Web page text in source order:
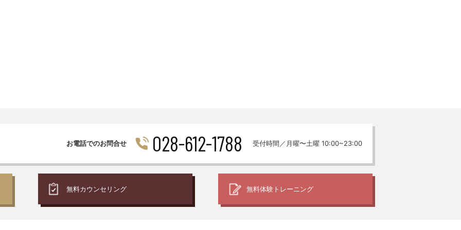
受付時間／月曜〜土曜 10:00~23:00
028-612-1788
お電話でのお問合せ
無料カウンセリング 無料体験 トレーニング